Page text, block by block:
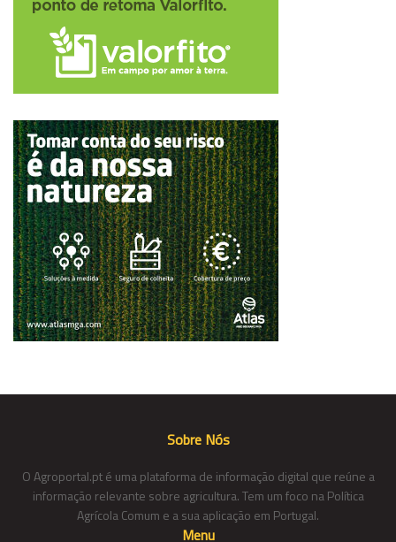
Sobre Nós
O Agroportal.pt é uma plataforma de informação digital que reúne a
informação relevante sobre agricultura. Tem um foco na Política
Agrícola Comum e a sua aplicação em Portugal.
Menu